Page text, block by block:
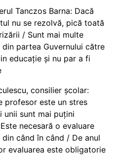
Tanczos Barna: Dacă
nu se rezolvă, pică toată
/ Sunt mai multe
din partea Guvernului către
educație și nu par a fi
consilier școlar:
profesor este un stres
unii sunt mai puțini
necesară o evaluare
când în când / De anul
evaluarea este obligatorie